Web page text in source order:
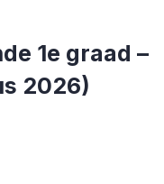
1e graad –
2026)